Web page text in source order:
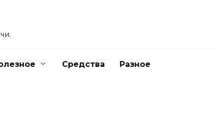
Средства Разное